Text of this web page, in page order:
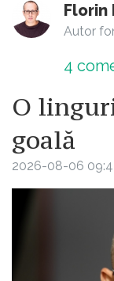
Florin
Autor
4
O
goală
2026-08-06